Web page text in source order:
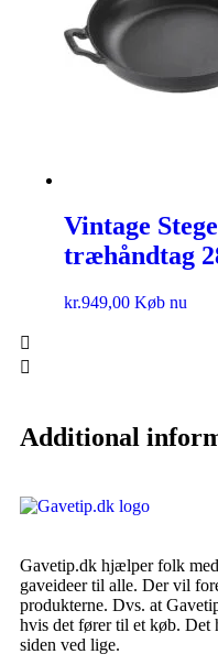
Vintage
træhåndtag
kr.949,00 Køb nu
Additional
Gavetip.dk hjælper folk
gaveideer til alle. Der vil
produkterne. Dvs. at
hvis det fører til et køb. Det
siden ved lige.